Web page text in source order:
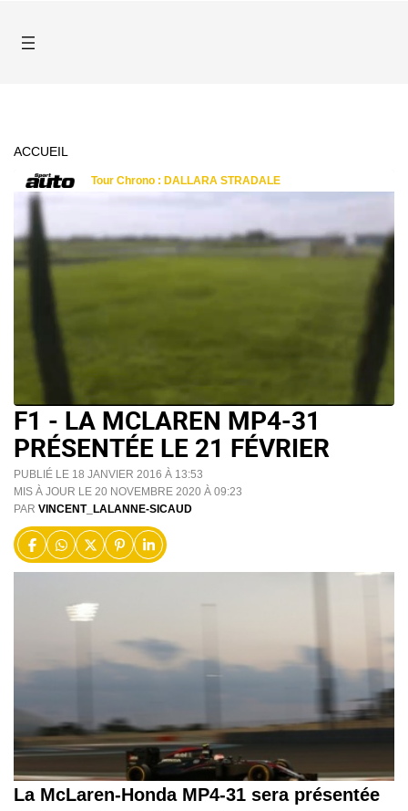
ACCUEIL
F1 - LA MCLAREN MP4-31
PRÉSENTÉE LE 21 FÉVRIER
PUBLIÉ LE 18 JANVIER 2016 À 13:53
MIS À JOUR LE 20 NOVEMBRE 2020 À 09:23
PAR VINCENT_LALANNE-SICAUD
La McLaren-Honda MP4-31 sera présentée